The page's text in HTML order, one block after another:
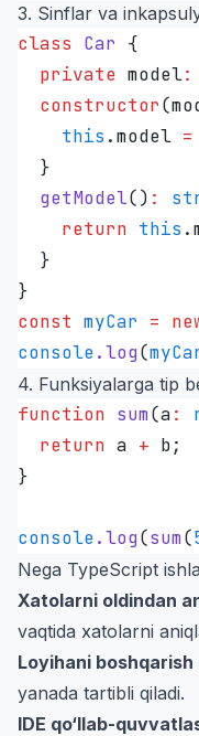
3. Sinflar va
class Car {
  private
model:
  constructor
(
    this
.model =
  }
  getModel
() :
    return
this .
  }
}
const myCar =
console.log(
4. Funksiyalarga tip
function sum(a:
  return
a + b;
}
console.log(sum(
Nega TypeScript
Xatolarni oldindan
vaqtida xatolarni
Loyihani
yanada tartibli qiladi.
IDE qo‘llab-